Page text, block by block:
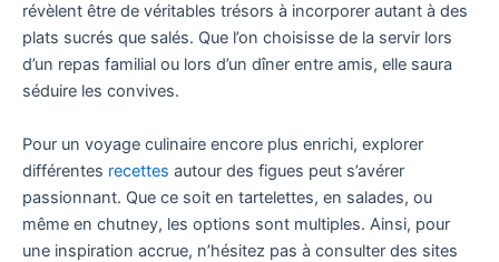
révèlent être de véritables trésors à incorporer autant à des
plats sucrés que salés. Que l’on choisisse de la servir lors
d’un repas familial ou lors d’un dîner entre amis, elle saura
séduire les convives.
Pour un voyage culinaire encore plus enrichi, explorer
différentes recettes autour des figues peut s’avérer
passionnant. Que ce soit en tartelettes, en salades, ou
même en chutney, les options sont multiples. Ainsi, pour
une inspiration accrue, n’hésitez pas à consulter des sites